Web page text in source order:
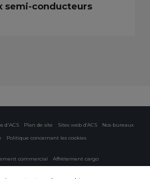
semi-conducteurs
d'ACS Plan de site Sites web d’ACS
Nos bureaux
Politique concernant les cookies
commercial
Affrètement cargo